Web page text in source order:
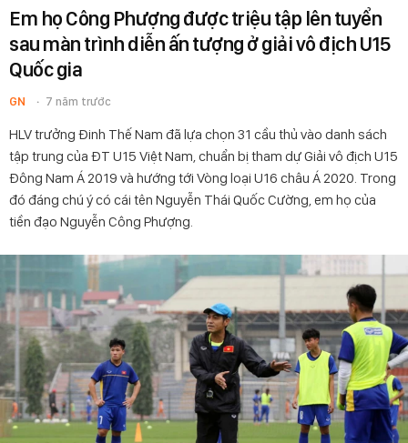
Em họ Công Phượng được triệu tập lên tuyển
sau màn trình diễn ấn tượng ở giải vô địch U15
Quốc gia
GN 7 năm trước
HLV trưởng Đinh Thế Nam đã lựa chọn 31 cầu thủ vào danh sách
tập trung của ĐT U15 Việt Nam, chuẩn bị tham dự Giải vô địch U15
Đông Nam Á 2019 và hướng tới Vòng loại U16 châu Á 2020. Trong
đó đáng chú ý có cái tên Nguyễn Thái Quốc Cường, em họ của
tiền đạo Nguyễn Công Phượng.